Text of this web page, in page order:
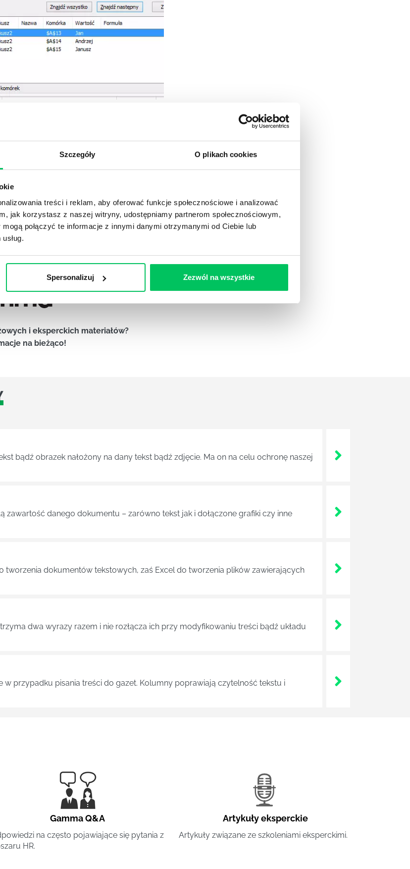
Szczegóły O plikach cookies
treści i reklam, aby oferować funkcje społecznościowe i analizować
jak korzystasz z naszej witryny, udostępniamy partnerom społecznościowym,
połączyć te informacje z innymi danymi otrzymanymi od Ciebie lub
Spersonalizuj Zezwól na wszystkie
TABEL PRZESTAWNYCH
do indywidualnych
interesują również:
i eksperckich materiałów?
na bieżąco!
bądź obrazek nałożony na dany tekst bądź zdjęcie. Ma on na celu ochronę naszej
zawartość danego dokumentu – zarówno tekst jak i dołączone grafiki czy inne
dokumentów tekstowych, zaś Excel do tworzenia plików zawierających
dwa wyrazy razem i nie rozłącza ich przy modyfikowaniu treści bądź układu
w przypadku pisania treści do gazet. Kolumny poprawiają czytelność tekstu i
Gamma Q&A
na często pojawiające się pytania z
HR.
Artykuły eksperckie
Artykuły związane ze szkoleniami eksperckimi.